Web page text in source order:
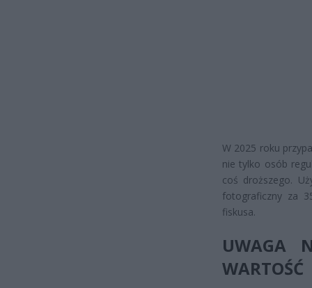
W 2025 roku
nie tylko osób
coś droższego.
fotograficzny za
fiskusa.
UWAGA
WARTOŚĆ